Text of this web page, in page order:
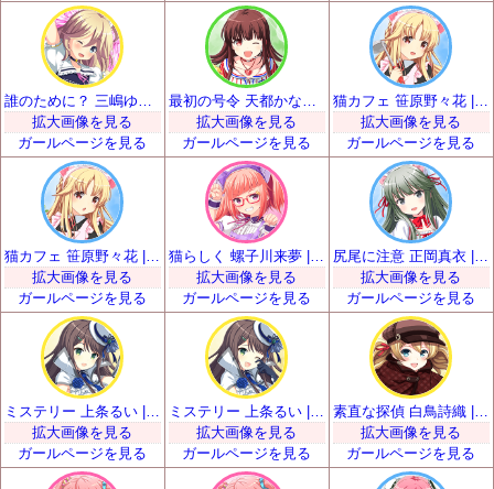
拡大画像を見る
ガールページを見る
拡大画像を見る
ガールページを見る
猫カフェ 笹原野々花 | SR
拡大画像を見る
ガールページを見る
拡大画像を見る
ガールページを見る
猫らしく 螺子川来夢 | SR
拡大画像を見る
ガールページを見る
尻尾に注意 正岡真衣 | SR
拡大画像を見る
ガールページを見る
拡大画像を見る
ガールページを見る
ミステリー 上条るい | SR
拡大画像を見る
ガールページを見る
素直な探偵 白鳥詩織 | SR
拡大画像を見る
ガールページを見る